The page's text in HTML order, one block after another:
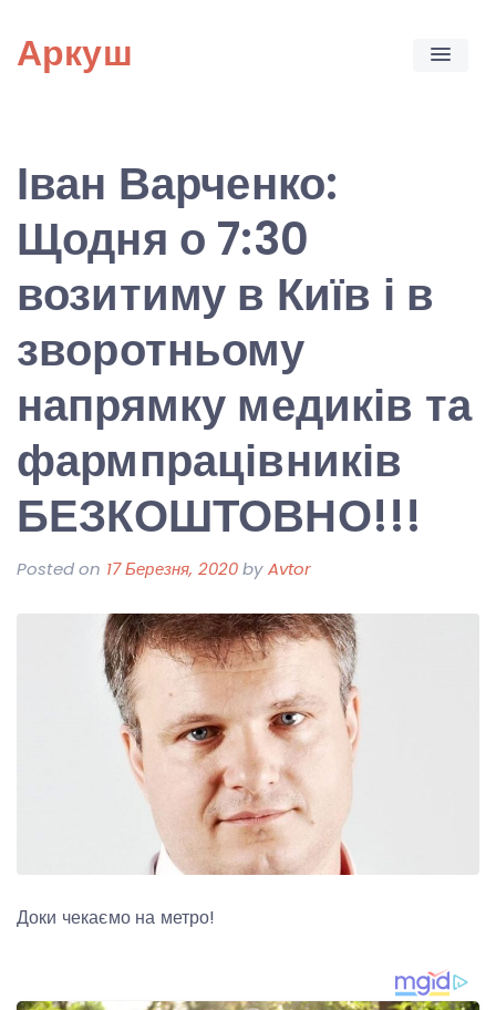
content
Аркуш
Іван Варченко:
Щодня о 7:30
возитиму в Київ і в
зворотньому
напрямку медиків та
фармпрацівників
БЕЗКОШТОВНО!!!
Posted on 17 Березня, 2020byAvtor
Доки чекаємо на метро!